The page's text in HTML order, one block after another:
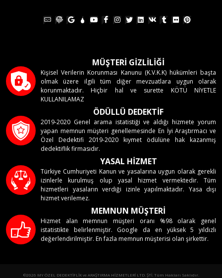
MÜŞTERİ GİZLİLİĞİ
Kişisel Verilerin Korunması Kanunu (K.V.K.K) hükümleri başta
olmak üzere ilgili tüm diğer mevzuatlara uygun olarak
korunmaktadır. Hiçbir hal ve surette KÖTÜ NİYETLE
KULLANILAMAZ
ÖDÜLLÜ DEDEKTİF
2019-2020 Genel arama istatistiği ve aldığı hizmete yorum
yapan memnun müşteri genellemesinde En İyi Araştırmacı ve
Özel Dedektifi 2019-2020 kıymet ödülüne hak kazanmış
dedektiflik firmasıdır.
YASAL HİZMET
Türkiye Cumhuriyeti Kanun ve yasalarına uygun olarak gerekli
izinlerle kurulmuş olup yasal hizmet vermektedir. Tüm
hizmetleri yasaların verdiği izinle yapılmaktadır. Yasa dışı
hizmet verilemez.
MEMNUN MÜŞTERİ
Hizmet alan memnun müşteri oranı %98 olarak genel
istatistikte belirlenmiştir. Google da en yüksek 5 yıldızlı
değerlendirilmiştir. En fazla memnun müşterisi olan şirkettir.
©2026 MY ÖZEL DEDEKTİFLİK ve ARAŞTIRMA HİZMETLERİ LTD. ŞTİ. Tüm Hakları Saklıdır.